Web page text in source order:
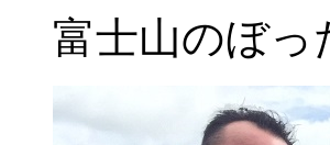
富士山のぼっ